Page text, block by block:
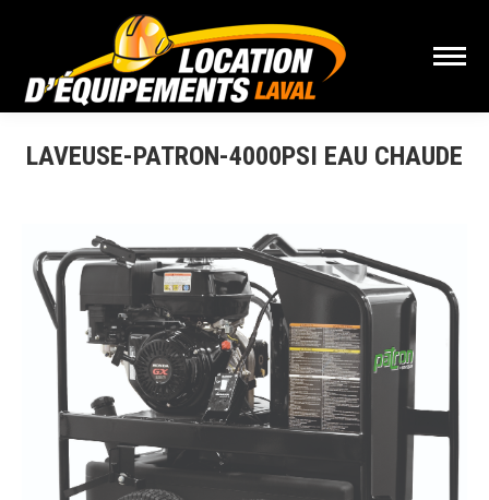
LAVEUSE-PATRON-4000PSI EAU CHAUDE